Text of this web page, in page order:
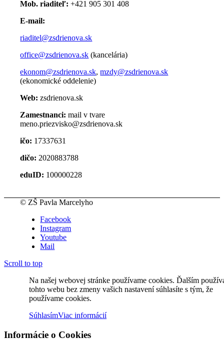
Mob. riaditeľ: +421 905 301 408
E-mail:
riaditel@zsdrienova.sk
office@zsdrienova.sk (kancelária)
ekonom@zsdrienova.sk,mzdy@zsdrienova.sk
(ekonomické oddelenie)
Web: zsdrienova.sk
Zamestnanci: mail v tvare
meno.priezvisko@zsdrienova.sk
ičo: 17337631
dičo: 2020883788
eduID: 100000228
© ZŠ Pavla Marcelyho
Facebook
Instagram
Youtube
Mail
Scroll to top
Na našej webovej stránke používame cookies. Ďalším
tohto webu bez zmeny vašich nastavení súhlasíte s tým, že
používame cookies.
SúhlasímViac informácií
Informácie o Cookies